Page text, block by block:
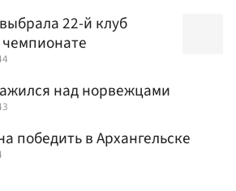
22-й клуб
над норвежцами
победить в Архангельске